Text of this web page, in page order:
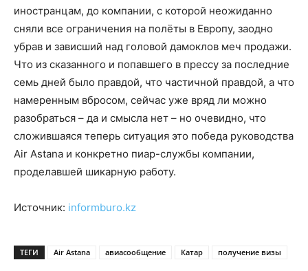
иностранцам, до компании, с которой неожиданно
сняли все ограничения на полёты в Европу, заодно
убрав и зависший над головой дамоклов меч продажи.
Что из сказанного и попавшего в прессу за последние
семь дней было правдой, что частичной правдой, а что
намеренным вбросом, сейчас уже вряд ли можно
разобраться – да и смысла нет – но очевидно, что
сложившаяся теперь ситуация это победа руководства
Air Astana и конкретно пиар-службы компании,
проделавшей шикарную работу.
Источник: informburo.kz
ТЕГИ Air Astana авиасообщение Катар получение визы